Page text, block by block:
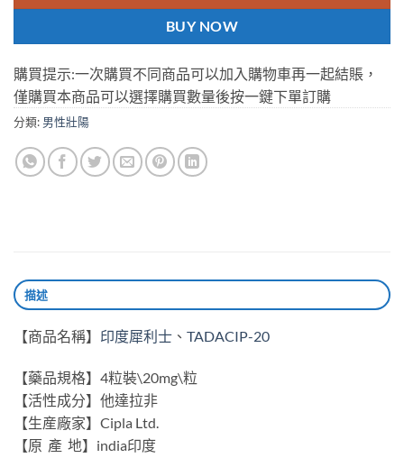
BUY NOW
購買提示:一次購買不同商品可以加入購物車再一起結賬，
僅購買本商品可以選擇購買數量後按一鍵下單訂購
分類: 男性壯陽
描述
【商品名稱】 印度犀利士 、 TADACIP-20
【藥品規格】4粒裝\20mg\粒
【活性成分】他達拉非
【生産廠家】Cipla Ltd.
【原 產 地】india印度